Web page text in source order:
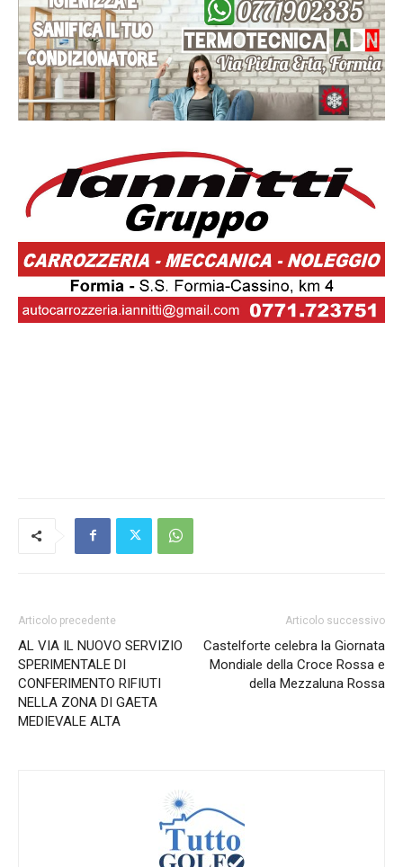
Articolo precedente
AL VIA IL NUOVO SERVIZIO
SPERIMENTALE DI
CONFERIMENTO RIFIUTI
NELLA ZONA DI GAETA
MEDIEVALE ALTA
Articolo successivo
Castelforte celebra la Giornata
Mondiale della Croce Rossa e
della Mezzaluna Rossa